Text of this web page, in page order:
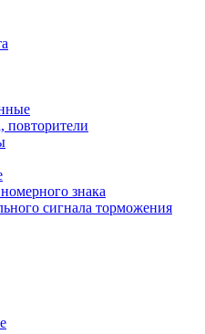
повторители
знака
сигнала торможения